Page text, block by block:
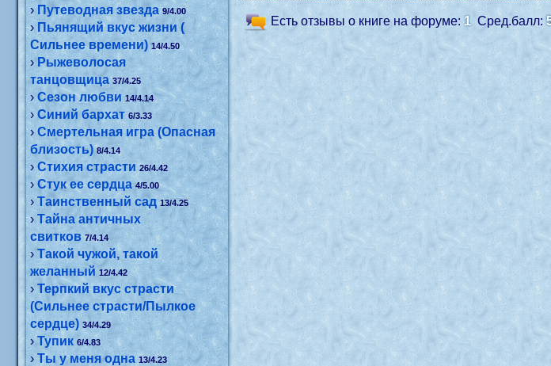
›Путеводная звезда 9/4.00
›Пьянящий вкус жизни (
Сильнее времени) 14/4.50
› Рыжеволосая
танцовщица 37/4.25
›Сезон любви 14/4.14
›Синий бархат 6/3.33
›Смертельная игра (Опасная
близость) 8/4.14
›Стихия страсти 26/4.42
›Стук ее сердца 4/5.00
›Таинственный сад 13/4.25
›Тайна античных
свитков 7/4.14
›Такой чужой, такой
желанный 12/4.42
›Терпкий вкус страсти
(Сильнее страсти/Пылкое
сердце) 34/4.29
›Тупик 6/4.83
›Ты у меня одна 13/4.23
Есть отзывы о книге на форуме:1Сред.балл: